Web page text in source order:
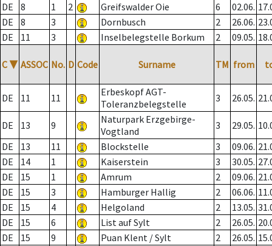
DE
8 1 2 Greifswalder Oie 6 02.06.
DE
8 3 Dornbusch 2 26.06.
DE
11 3 Inselbelegstelle Borkum 2 09.05.
C ▼ ASSOC No. D Code Surname TM from
DE 11 11
Erbeskopf AGT-
Toleranzbelegstelle
3 26.05.
DE 13 9
Naturpark Erzgebirge-
Vogtland
3 29.05.
DE
13 11 Blockstelle 3 09.06.
DE
14 1 Kaiserstein 3 30.05.
DE
15 1 Amrum 2 09.06.
DE
15 3 Hamburger Hallig 2 06.06.
DE
15 4 Helgoland 2 13.05.
DE
15 6 List auf Sylt 2 26.05.
DE
15 9 Puan Klent / Sylt 2 26.05.